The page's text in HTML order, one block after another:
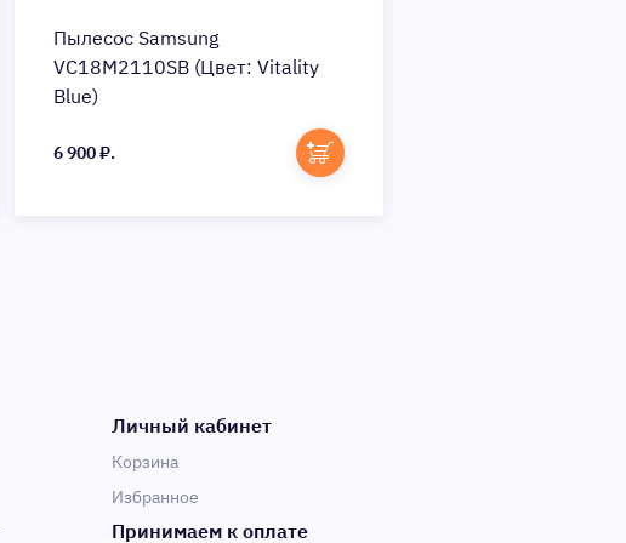
Пылесос Samsung
VC18M2110SB (Цвет: Vitality
Blue)
6 900 ₽.
Личный кабинет
Корзина
Избранное
Принимаем к оплате